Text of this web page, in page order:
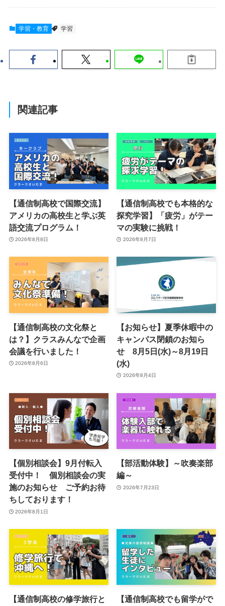
学習・教育 学習
関連記事
【通信制高校で国際交流】
アメリカの高校生と学ぶ英
語交流プログラム！
2026年8月8日
【通信制高校でも本格的な
探究学習】「疲労」がテー
マの実験に挑戦！
2026年8月7日
【通信制高校の文化祭と
は？】クラスみんなで企画
会議を行いました！
2026年8月6日
【お知らせ】夏季休暇中の
キャンパス閉鎖のお知ら
せ 8月5日(水)～8月19日
(水)
2026年8月4日
【個別相談会】9月付転入
受付中！ 個別相談会の実
施のお知らせ ご予約お待
ちしております！
2026年8月1日
【部活動体験】～吹奏楽部
編～
2026年7月23日
【通信制高校の修学旅行と 【通信制高校でも留学がで